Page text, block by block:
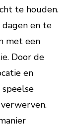
te houden.
en te
met een
Door de
en